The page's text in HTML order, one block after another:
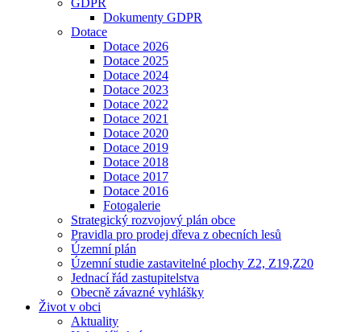
GDPR
Dokumenty GDPR
Dotace
Dotace 2026
Dotace 2025
Dotace 2024
Dotace 2023
Dotace 2022
Dotace 2021
Dotace 2020
Dotace 2019
Dotace 2018
Dotace 2017
Dotace 2016
Fotogalerie
Strategický rozvojový plán obce
Pravidla pro prodej dřeva z obecních lesů
Územní plán
Územní studie zastavitelné plochy Z2, Z19,Z20
Jednací řád zastupitelstva
Obecně závazné vyhlášky
Život v obci
Aktuality